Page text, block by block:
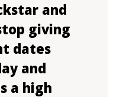
and
giving
dates
and
a high